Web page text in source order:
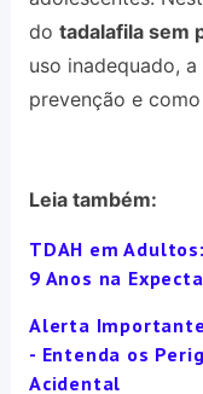
do tadalafila sem
uso inadequado,
prevenção e
Leia também:
TDAH em
9 Anos na
Alerta
- Entenda os
Acidental